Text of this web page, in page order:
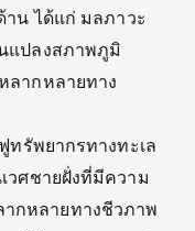
าน ได้แก่ มลภาวะ
แปลงสภาพภูมิ
ลากหลายทาง
รัพยากรทางทะเล
วศชายฝั่งที่มีความ
กหลายทางชีวภาพ